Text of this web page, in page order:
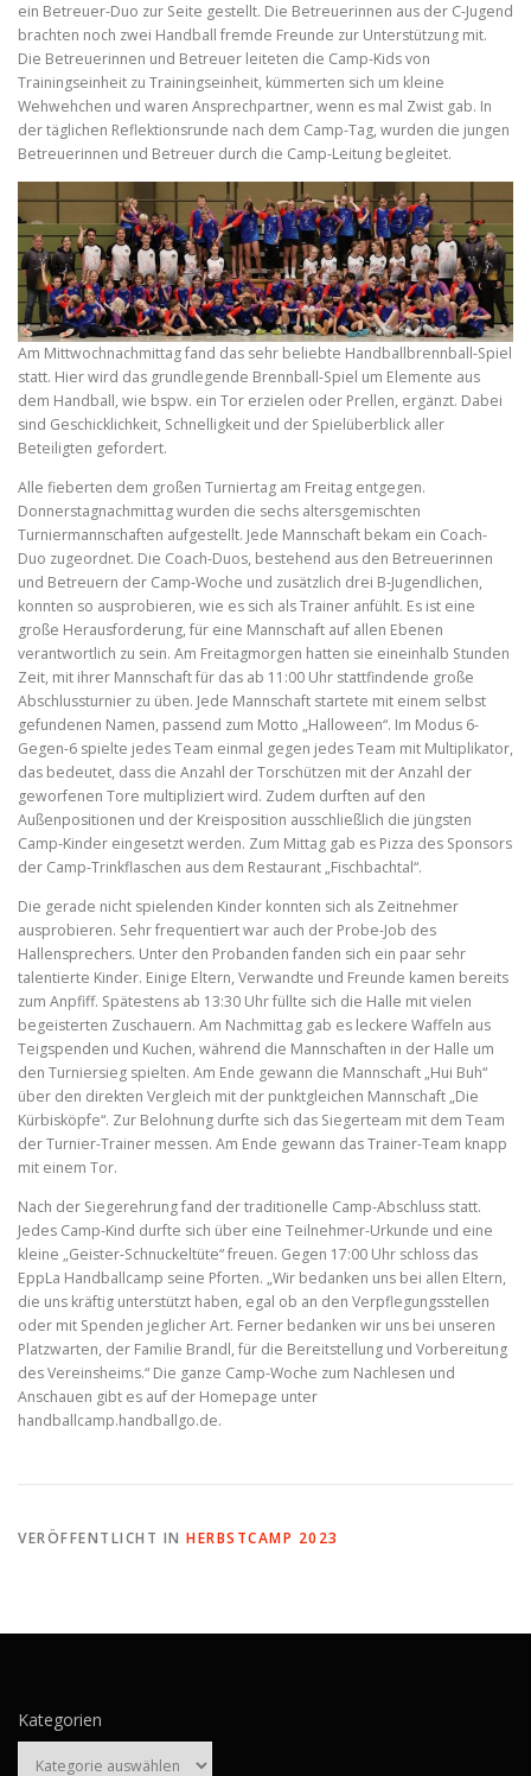
ein Betreuer-Duo zur Seite gestellt. Die Betreuerinnen aus der C-Jugend
brachten noch zwei Handball fremde Freunde zur Unterstützung mit.
Die Betreuerinnen und Betreuer leiteten die Camp-Kids von
Trainingseinheit zu Trainingseinheit, kümmerten sich um kleine
Wehwehchen und waren Ansprechpartner, wenn es mal Zwist gab. In
der täglichen Reflektionsrunde nach dem Camp-Tag, wurden die jungen
Betreuerinnen und Betreuer durch die Camp-Leitung begleitet.
Am Mittwochnachmittag fand das sehr beliebte Handballbrennball-Spiel
statt. Hier wird das grundlegende Brennball-Spiel um Elemente aus
dem Handball, wie bspw. ein Tor erzielen oder Prellen, ergänzt. Dabei
sind Geschicklichkeit, Schnelligkeit und der Spielüberblick aller
Beteiligten gefordert.
Alle fieberten dem großen Turniertag am Freitag entgegen.
Donnerstagnachmittag wurden die sechs altersgemischten
Turniermannschaften aufgestellt. Jede Mannschaft bekam ein Coach-
Duo zugeordnet. Die Coach-Duos, bestehend aus den Betreuerinnen
und Betreuern der Camp-Woche und zusätzlich drei B-Jugendlichen,
konnten so ausprobieren, wie es sich als Trainer anfühlt. Es ist eine
große Herausforderung, für eine Mannschaft auf allen Ebenen
verantwortlich zu sein. Am Freitagmorgen hatten sie eineinhalb Stunden
Zeit, mit ihrer Mannschaft für das ab 11:00 Uhr stattfindende große
Abschlussturnier zu üben. Jede Mannschaft startete mit einem selbst
gefundenen Namen, passend zum Motto „Halloween“. Im Modus 6-
Gegen-6 spielte jedes Team einmal gegen jedes Team mit Multiplikator,
das bedeutet, dass die Anzahl der Torschützen mit der Anzahl der
geworfenen Tore multipliziert wird. Zudem durften auf den
Außenpositionen und der Kreisposition ausschließlich die jüngsten
Camp-Kinder eingesetzt werden. Zum Mittag gab es Pizza des Sponsors
der Camp-Trinkflaschen aus dem Restaurant „Fischbachtal“.
Die gerade nicht spielenden Kinder konnten sich als Zeitnehmer
ausprobieren. Sehr frequentiert war auch der Probe-Job des
Hallensprechers. Unter den Probanden fanden sich ein paar sehr
talentierte Kinder. Einige Eltern, Verwandte und Freunde kamen bereits
zum Anpfiff. Spätestens ab 13:30 Uhr füllte sich die Halle mit vielen
begeisterten Zuschauern. Am Nachmittag gab es leckere Waffeln aus
Teigspenden und Kuchen, während die Mannschaften in der Halle um
den Turniersieg spielten. Am Ende gewann die Mannschaft „Hui Buh“
über den direkten Vergleich mit der punktgleichen Mannschaft „Die
Kürbisköpfe“. Zur Belohnung durfte sich das Siegerteam mit dem Team
der Turnier-Trainer messen. Am Ende gewann das Trainer-Team knapp
mit einem Tor.
Nach der Siegerehrung fand der traditionelle Camp-Abschluss statt.
Jedes Camp-Kind durfte sich über eine Teilnehmer-Urkunde und eine
kleine „Geister-Schnuckeltüte“ freuen. Gegen 17:00 Uhr schloss das
EppLa Handballcamp seine Pforten. „Wir bedanken uns bei allen Eltern,
die uns kräftig unterstützt haben, egal ob an den Verpflegungsstellen
oder mit Spenden jeglicher Art. Ferner bedanken wir uns bei unseren
Platzwarten, der Familie Brandl, für die Bereitstellung und Vorbereitung
des Vereinsheims.“ Die ganze Camp-Woche zum Nachlesen und
Anschauen gibt es auf der Homepage unter
handballcamp.handballgo.de.
VERÖFFENTLICHT IN HERBSTCAMP 2023
Kategorien